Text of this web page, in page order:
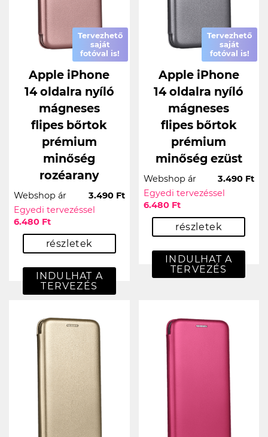
Tervezhető
saját
fotóval is!
Apple iPhone
14 oldalra nyíló
mágneses
flipes bőrtok
prémium
minőség
rozéarany
Webshop ár
3.490 Ft
Egyedi tervezéssel
6.480 Ft
részletek
INDULHAT A
TERVEZÉS
Tervezhető
saját
fotóval is!
Apple iPhone
14 oldalra nyíló
mágneses
flipes bőrtok
prémium
minőség ezüst
Webshop ár
3.490 Ft
Egyedi tervezéssel
6.480 Ft
részletek
INDULHAT A
TERVEZÉS